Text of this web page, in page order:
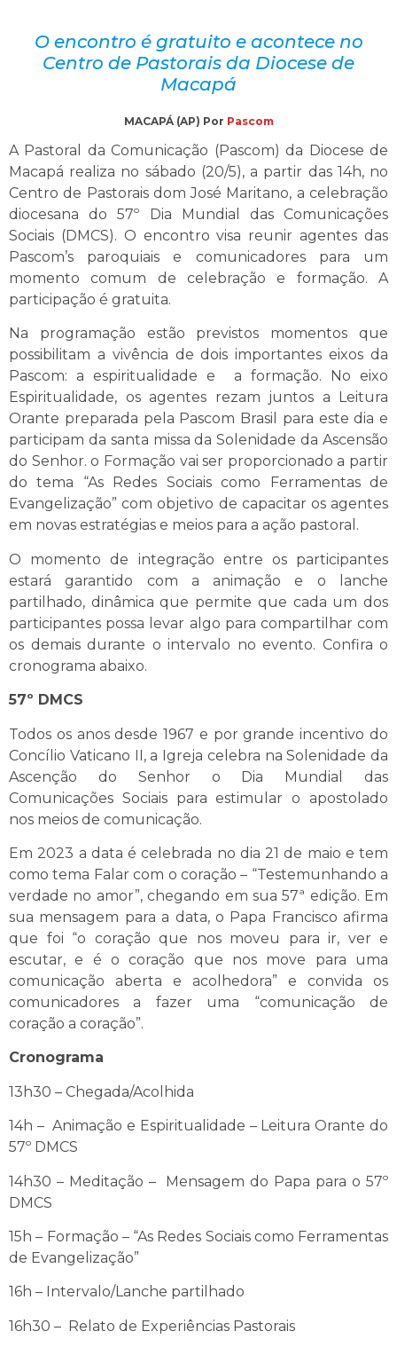
O encontro é gratuito e acontece no
Centro de Pastorais da Diocese de
Macapá
MACAPÁ (AP) Por Pascom
A Pastoral da Comunicação (Pascom) da Diocese de
Macapá realiza no sábado (20/5), a partir das 14h, no
Centro de Pastorais dom José Maritano, a celebração
diocesana do 57º Dia Mundial das Comunicações
Sociais (DMCS). O encontro visa reunir agentes das
Pascom’s paroquiais e comunicadores para um
momento comum de celebração e formação. A
participação é gratuita.
Na programação estão previstos momentos que
possibilitam a vivência de dois importantes eixos da
Pascom: a espiritualidade e a formação. No eixo
Espiritualidade, os agentes rezam juntos a Leitura
Orante preparada pela Pascom Brasil para este dia e
participam da santa missa da Solenidade da Ascensão
do Senhor. o Formação vai ser proporcionado a partir
do tema “As Redes Sociais como Ferramentas de
Evangelização” com objetivo de capacitar os agentes
em novas estratégias e meios para a ação pastoral.
O momento de integração entre os participantes
estará garantido com a animação e o lanche
partilhado, dinâmica que permite que cada um dos
participantes possa levar algo para compartilhar com
os demais durante o intervalo no evento. Confira o
cronograma abaixo.
57º DMCS
Todos os anos desde 1967 e por grande incentivo do
Concílio Vaticano II, a Igreja celebra na Solenidade da
Ascenção do Senhor o Dia Mundial das
Comunicações Sociais para estimular o apostolado
nos meios de comunicação.
Em 2023 a data é celebrada no dia 21 de maio e tem
como tema Falar com o coração – “Testemunhando a
verdade no amor”, chegando em sua 57ª edição. Em
sua mensagem para a data, o Papa Francisco afirma
que foi “o coração que nos moveu para ir, ver e
escutar, e é o coração que nos move para uma
comunicação aberta e acolhedora” e convida os
comunicadores a fazer uma “comunicação de
coração a coração”.
Cronograma
13h30 – Chegada/Acolhida
14h – Animação e Espiritualidade – Leitura Orante do
57º DMCS
14h30 – Meditação – Mensagem do Papa para o 57º
DMCS
15h – Formação – “As Redes Sociais como Ferramentas
de Evangelização”
16h – Intervalo/Lanche partilhado
16h30 – Relato de Experiências Pastorais